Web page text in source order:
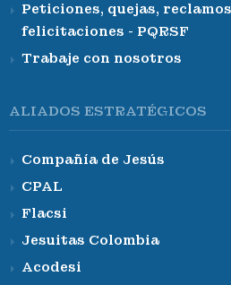
Peticiones, quejas,
felicitaciones - PQRSF
Trabaje con nosotros
ALIADOS ESTRATÉGICOS
Compañía de Jesús
CPAL
Flacsi
Jesuitas Colombia
Acodesi